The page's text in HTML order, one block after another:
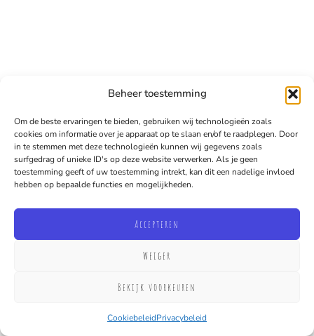
Beheer toestemming
Om de beste ervaringen te bieden, gebruiken wij technologieën zoals
cookies om informatie over je apparaat op te slaan en/of te raadplegen. Door
in te stemmen met deze technologieën kunnen wij gegevens zoals
surfgedrag of unieke ID's op deze website verwerken. Als je geen
toestemming geeft of uw toestemming intrekt, kan dit een nadelige invloed
hebben op bepaalde functies en mogelijkheden.
Accepteren
Weiger
Bekijk voorkeuren
CookiebeleidPrivacybeleid